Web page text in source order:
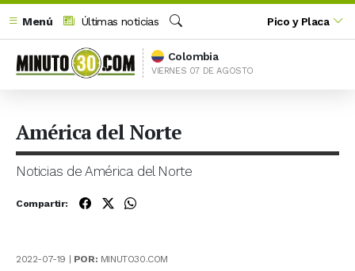
Menú
Últimas noticias
Buscar
Pico y Placa
Colombia
VIERNES 07 DE AGOSTO
América del Norte
Noticias de América del Norte
Compartir:
2022-07-19 | POR: MINUTO30.COM